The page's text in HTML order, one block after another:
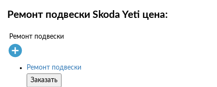
Ремонт подвески Skoda Yeti цена:
Ремонт подвески
Ремонт подвески
Заказать